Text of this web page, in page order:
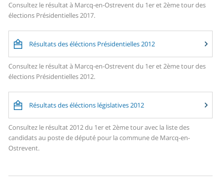
Consultez le résultat à Marcq-en-Ostrevent du 1er et 2ème tour des
élections Présidentielles 2017.
Résultats des éléctions Présidentielles 2012
Consultez le résultat à Marcq-en-Ostrevent du 1er et 2ème tour des
élections Présidentielles 2012.
Résultats des éléctions législatives 2012
Consultez le résultat 2012 du 1er et 2ème tour avec la liste des
candidats au poste de député pour la commune de Marcq-en-
Ostrevent.